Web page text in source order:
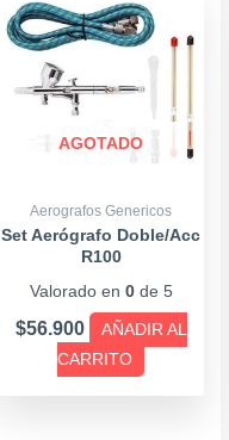
AGOTADO
Aerografos Genericos
Set Aerógrafo Doble/Acc
R100
Valorado en 0de 5
$56.900
AÑADIR AL
CARRITO